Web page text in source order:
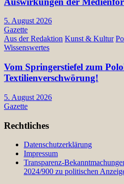
5. August 2026
Gazette
Aus der Redaktion Kunst & Kultur
Wissenswertes
Vom Springerstiefel zum
Textilienverschwörung!
5. August 2026
Gazette
Rechtliches
Datenschutzerklärung
Impressum
Transparenz-
2024/900 zu politischen